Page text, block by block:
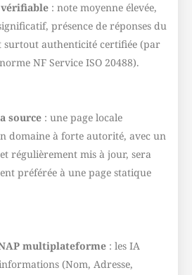
: note moyenne élevée,
présence de réponses du
authenticité certifiée (par
NF Service ISO 20488).
source : une page locale
domaine à forte autorité, avec un
régulièrement mis à jour, sera
préférée à une page statique
multiplateforme : les IA
(Nom, Adresse,